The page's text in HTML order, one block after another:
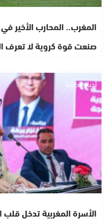
المغرب.. المحارب الأخير
صنعت قوة كروية لا تعرف
أخبار وطنية
الأسرة المغربية تدخل